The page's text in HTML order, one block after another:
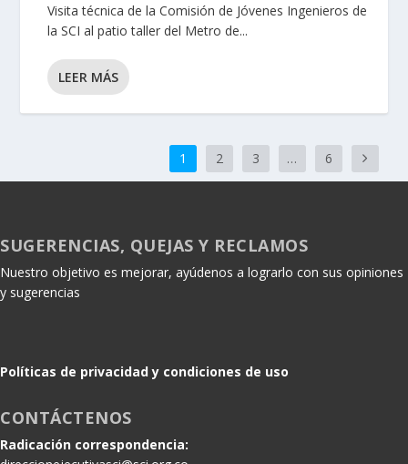
Visita técnica de la Comisión de Jóvenes Ingenieros de
la SCI al patio taller del Metro de...
LEER MÁS
1 2 3 … 6
SUGERENCIAS, QUEJAS Y RECLAMOS
Nuestro objetivo es mejorar, ayúdenos a lograrlo con sus opiniones
y sugerencias
Políticas de privacidad y condiciones de uso
CONTÁCTENOS
Radicación correspondencia: